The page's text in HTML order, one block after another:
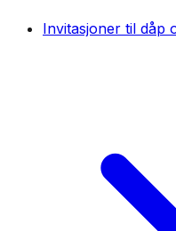
Invitasjoner til dåp